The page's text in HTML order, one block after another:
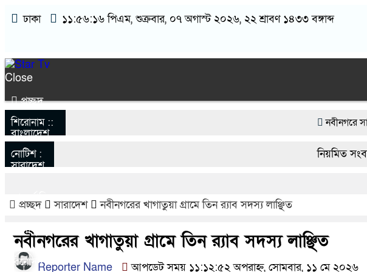
ঢাকা ১১:৫৬:১৭ পিএম, শুক্রবার, ০৭ অগাস্ট ২০২৬, ২২ শ্রাবণ ১৪৩৩ বঙ্গাব্দ
Close
প্রচ্ছদ
বাংলাদেশ
সারাদেশ
আন্তর্জাতিক
খেলাধুলা
বিনোদন
শিরোনাম :: নবীনগরে সাংবাদিকদের
নবীনগরে সন্ত্রাসীদের
নবীনগরে ধান মাড়াই মেশিনে
নোটিশ : নিয়মিত সংবাদ পেতে
প্রচ্ছদ সারাদেশ নবীনগরের খাগাতুয়া গ্রামে তিন র‍্যাব সদস্য লাঞ্ছিত
নবীনগরের খাগাতুয়া গ্রামে তিন র‍্যাব সদস্য লাঞ্ছিত
Reporter Name আপডেট সময় ১১:১২:৫২ অপরাহ্ন, সোমবার, ১১ মে ২০২৬